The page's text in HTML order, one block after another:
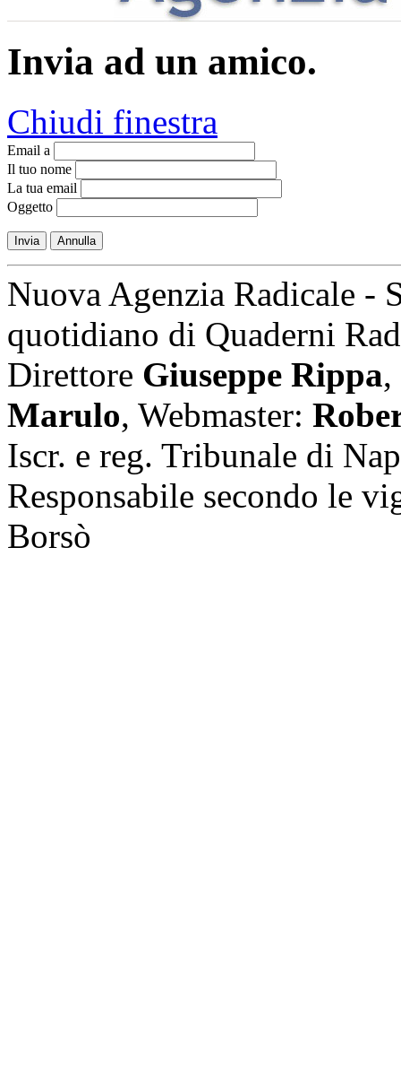
Invia ad un amico.
Chiudi finestra
Email a
Il tuo nome
La tua email
Oggetto
Invia Annulla
Nuova Agenzia Radicale -
quotidiano di Quaderni
Direttore Giuseppe Rippa,
Marulo, Webmaster:
Iscr. e reg. Tribunale di
Responsabile secondo le
Borsò